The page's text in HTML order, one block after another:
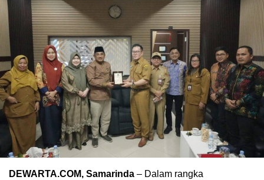
DEWARTA.COM, Samarinda – Dalam rangka